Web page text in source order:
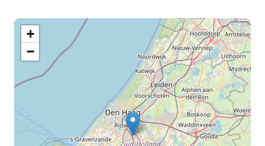
+
−